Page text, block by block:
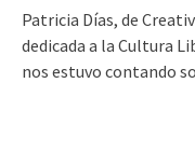
Patricia Días, de
dedicada a la Cultura
nos estuvo contando